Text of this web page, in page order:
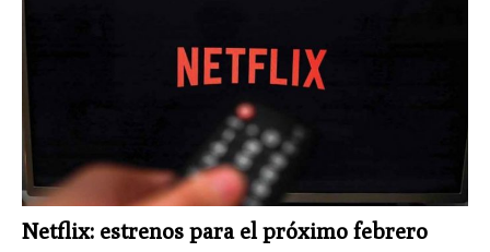
Netflix: estrenos para el próximo febrero